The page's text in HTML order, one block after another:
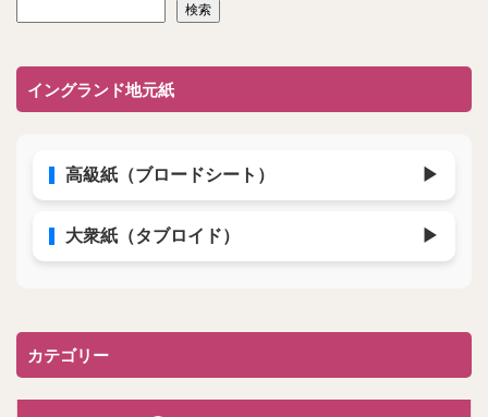
検索
イングランド地元紙
高級紙（ブロードシート） ▶
大衆紙（タブロイド） ▶
カテゴリー